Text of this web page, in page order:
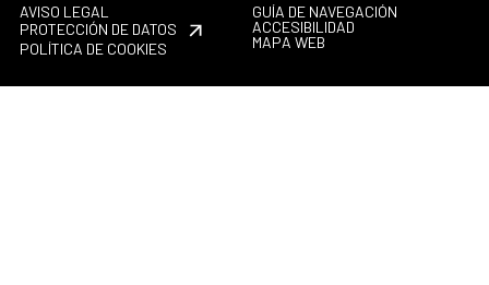
AVISO LEGAL
PROTECCIÓN DE DATOS
POLÍTICA DE COOKIES
GUÍA DE NAVEGACIÓN
ACCESIBILIDAD
MAPA WEB